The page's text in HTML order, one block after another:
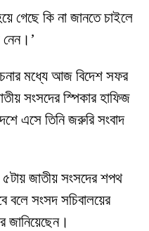
গেছে কি না জানতে চাইলে
নেন।’
মধ্যে আজ বিদেশ সফর
সংসদের স্পিকার হাফিজ
এসে তিনি জরুরি সংবাদ
জাতীয় সংসদের শপথ
বলে সংসদ সচিবালয়ের
জানিয়েছেন।